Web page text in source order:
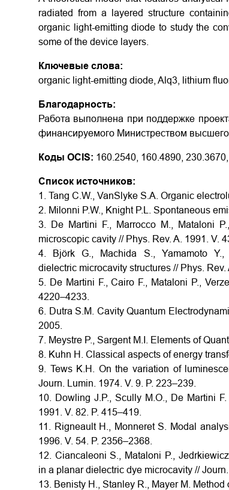
radiated from a layered structure
organic light-emitting diode to study the
some of the device layers.
Ключевые слова:
organic light-emitting diode, Alq3, lithium
Благодарность:
Работа выполнена при поддержке
финансируемого Министреством
Коды OCIS: 160.2540, 160.4890,
Список источников:
1. Tang C.W., VanSlyke S.A. Organic
2. Milonni P.W., Knight P.L. Spontaneous
3. De Martini F., Marrocco M., Mataloni
microscopic cavity // Phys. Rev. A. 1991. V.
4. Björk G., Machida S., Yamamoto
dielectric microcavity structures // Phys. Rev.
5. De Martini F., Cairo F., Mataloni P.,
4220–4233.
6. Dutra S.M. Cavity Quantum
2005.
7. Meystre P., Sargent M.I. Elements of
8. Kuhn H. Classical aspects of energy
9. Tews K.H. On the variation of
Journ. Lumin. 1974. V. 9. P. 223–239.
10. Dowling J.P., Scully M.O., De Martini
1991. V. 82. P. 415–419.
11. Rigneault H., Monneret S. Modal
1996. V. 54. P. 2356–2368.
12. Ciancaleoni S., Mataloni P.,
in a planar dielectric dye microcavity //
13. Benisty H., Stanley R., Mayer M.